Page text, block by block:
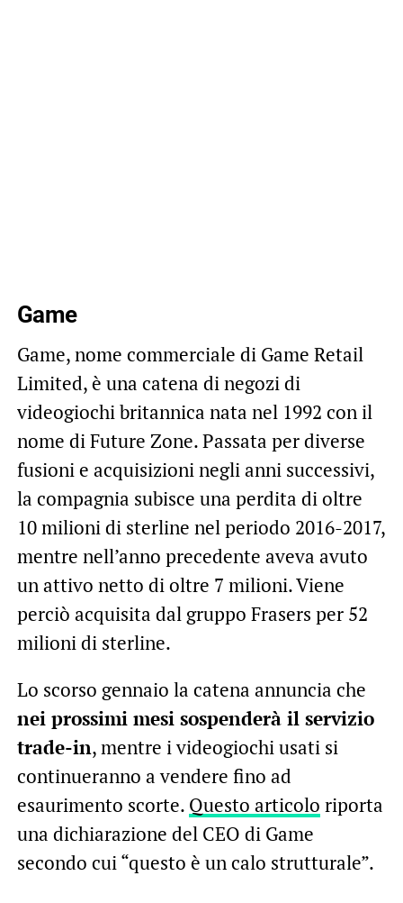
Game
Game, nome commerciale di Game Retail
Limited, è una catena di negozi di
videogiochi britannica nata nel 1992 con il
nome di Future Zone. Passata per diverse
fusioni e acquisizioni negli anni successivi,
la compagnia subisce una perdita di oltre
10 milioni di sterline nel periodo 2016-2017,
mentre nell’anno precedente aveva avuto
un attivo netto di oltre 7 milioni. Viene
perciò acquisita dal gruppo Frasers per 52
milioni di sterline.
Lo scorso gennaio la catena annuncia che
nei prossimi mesi sospenderà il servizio
trade-in, mentre i videogiochi usati si
continueranno a vendere fino ad
esaurimento scorte. Questo articolo riporta
una dichiarazione del CEO di Game
secondo cui “questo è un calo strutturale”.